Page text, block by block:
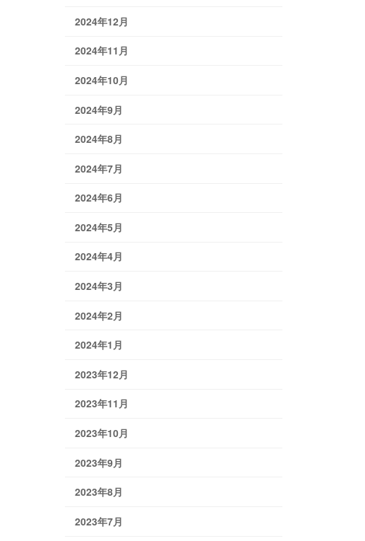
2024年12月
2024年11月
2024年10月
2024年9月
2024年8月
2024年7月
2024年6月
2024年5月
2024年4月
2024年3月
2024年2月
2024年1月
2023年12月
2023年11月
2023年10月
2023年9月
2023年8月
2023年7月